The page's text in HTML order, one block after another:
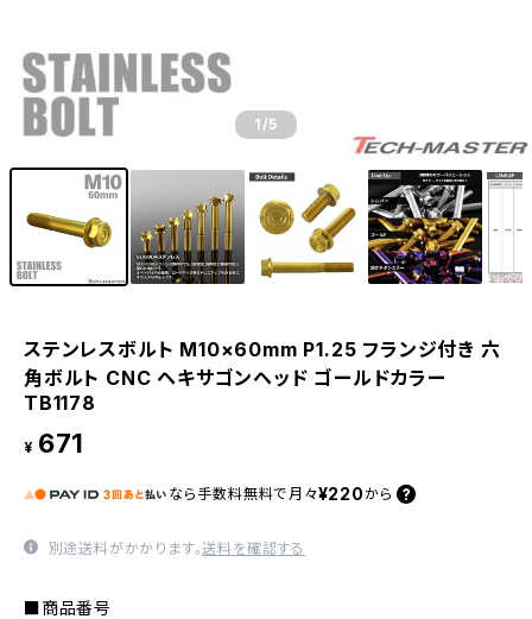
1 /5
ステンレスボルト M10×60mm P1.25 フランジ付き 六
角ボルト CNC ヘキサゴンヘッド ゴールドカラー
TB1178
¥ 671
なら 手数料無料で 月々¥220 から
別途送料がかかります。送料を確認する
■商品番号